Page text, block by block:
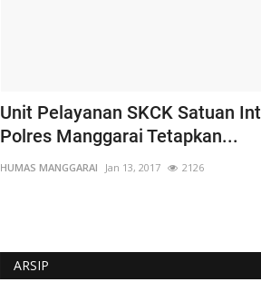
Unit Pelayanan SKCK Satuan
Polres Manggarai Tetapkan...
HUMAS MANGGARAI Jan 13, 2017 2126
ARSIP